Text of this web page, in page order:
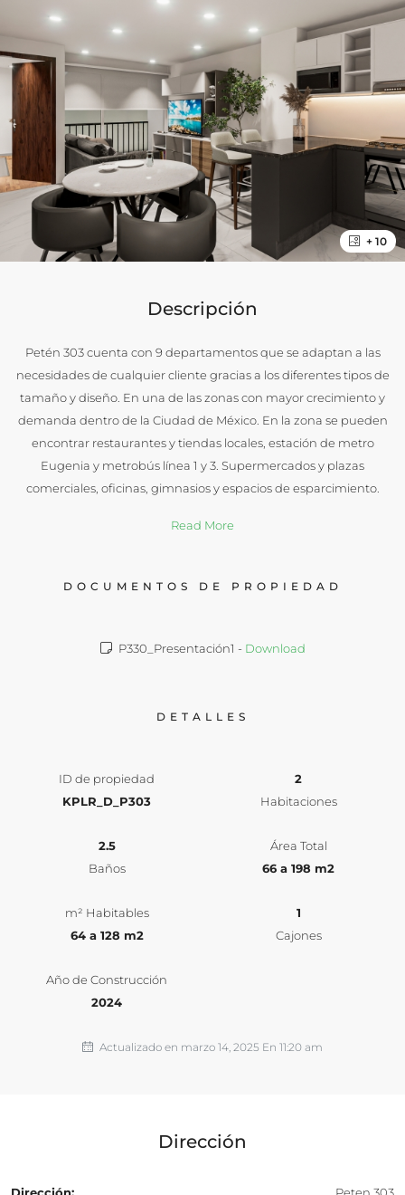
+ 10
Descripción
Petén 303 cuenta con 9 departamentos que se adaptan a las
necesidades de cualquier cliente gracias a los diferentes tipos de
tamaño y diseño. En una de las zonas con mayor crecimiento y
demanda dentro de la Ciudad de México. En la zona se pueden
encontrar restaurantes y tiendas locales, estación de metro
Eugenia y metrobús línea 1 y 3. Supermercados y plazas
comerciales, oficinas, gimnasios y espacios de esparcimiento.
Read More
DOCUMENTOS DE PROPIEDAD
P330_Presentación1 - Download
DETALLES
ID de propiedad
KPLR_D_P303
2
Habitaciones
2.5
Baños
Área Total
66 a 198 m2
m² Habitables
64 a 128 m2
1
Cajones
Año de Construcción
2024
Actualizado en marzo 14, 2025 En 11:20 am
Dirección
Dirección: Peten 303